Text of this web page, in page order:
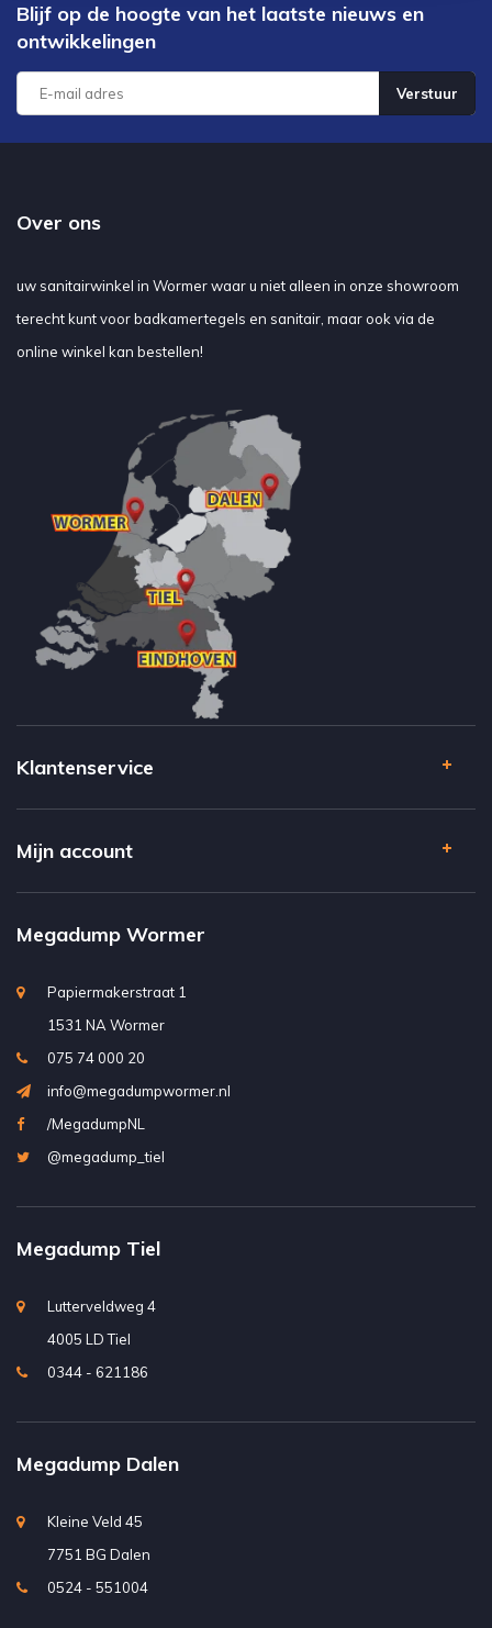
Blijf op de hoogte van het laatste nieuws en
ontwikkelingen
Verstuur
Over ons
uw sanitairwinkel in Wormer waar u niet alleen in onze showroom
terecht kunt voor badkamertegels en sanitair, maar ook via de
online winkel kan bestellen!
Klantenservice
Mijn account
Megadump Wormer
Papiermakerstraat 1
1531 NA Wormer
075 74 000 20
info@megadumpwormer.nl
/MegadumpNL
@megadump_tiel
Megadump Tiel
Lutterveldweg 4
4005 LD Tiel
0344 - 621186
Megadump Dalen
Kleine Veld 45
7751 BG Dalen
0524 - 551004